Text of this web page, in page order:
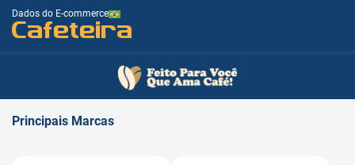
Dados do E-commerce
Cafeteira
Principais Marcas